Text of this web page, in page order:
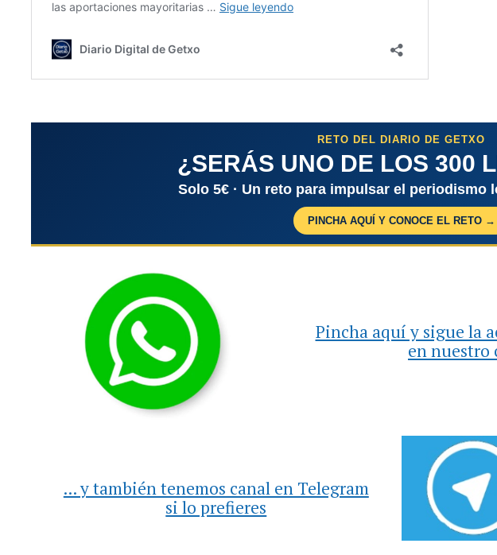
RETO DEL DIARIO DE GETXO
¿SERÁS UNO DE LOS 300
Solo 5€ · Un reto para impulsar el periodismo
PINCHA AQUÍ Y CONOCE EL RETO →
Pincha aquí y sigue la
en nuestro
... y también tenemos canal en Telegram
si lo prefieres